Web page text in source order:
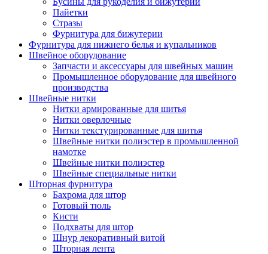
Пайетки
Стразы
Фурнитура для бижутерии
Фурнитура для нижнего белья и купальников
Швейное оборудование
Запчасти и аксессуары для швейных машин
Промышленное оборудование для швейного
производства
Швейные нитки
Нитки армированные для шитья
Нитки оверлочные
Нитки текстурированные для шитья
Швейные нитки полиэстер в промышленной
намотке
Швейные нитки полиэстер
Швейные специальные нитки
Шторная фурнитура
Бахрома для штор
Готовый тюль
Кисти
Подхваты для штор
Шнур декоративный витой
Шторная лента